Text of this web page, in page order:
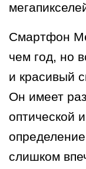
Смартфон
чем год, но
и красивый
Он имеет
оптической
слишком